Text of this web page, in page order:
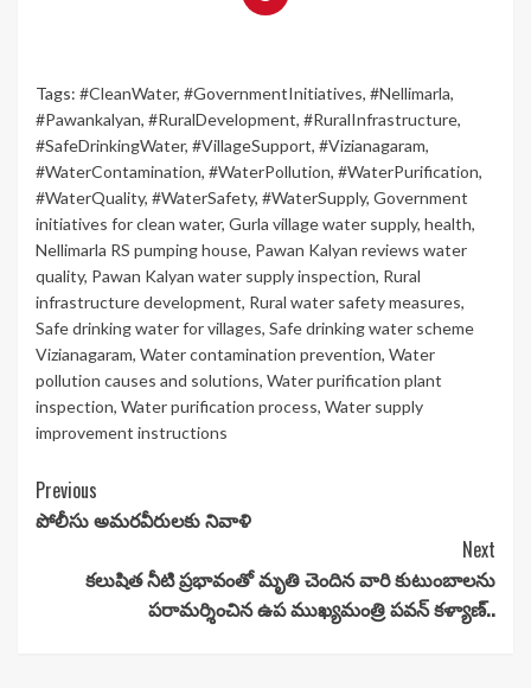
Tags: #CleanWater, #GovernmentInitiatives, #Nellimarla,
#Pawankalyan, #RuralDevelopment, #RuralInfrastructure,
#SafeDrinkingWater, #VillageSupport, #Vizianagaram,
#WaterContamination, #WaterPollution, #WaterPurification,
#WaterQuality, #WaterSafety, #WaterSupply, Government
initiatives for clean water, Gurla village water supply, health,
Nellimarla RS pumping house, Pawan Kalyan reviews water
quality, Pawan Kalyan water supply inspection, Rural
infrastructure development, Rural water safety measures,
Safe drinking water for villages, Safe drinking water scheme
Vizianagaram, Water contamination prevention, Water
pollution causes and solutions, Water purification plant
inspection, Water purification process, Water supply
improvement instructions
Continue
Reading
Previous
పోలీసు అమరవీరులకు నివాళి
Next
కలుషిత నీటి ప్రభావంతో మృతి చెందిన వారి కుటుంబాలను
పరామర్శించిన ఉప ముఖ్యమంత్రి పవన్ కళ్యాణ్..